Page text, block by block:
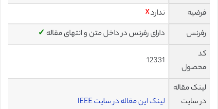
فرضیه
ندارد☓
رفرنس
دارای رفرنس در داخل متن و انتهای مقاله ✓
کد
محصول
12331
لینک مقاله
در سایت
لینک این مقاله در سایت IEEE